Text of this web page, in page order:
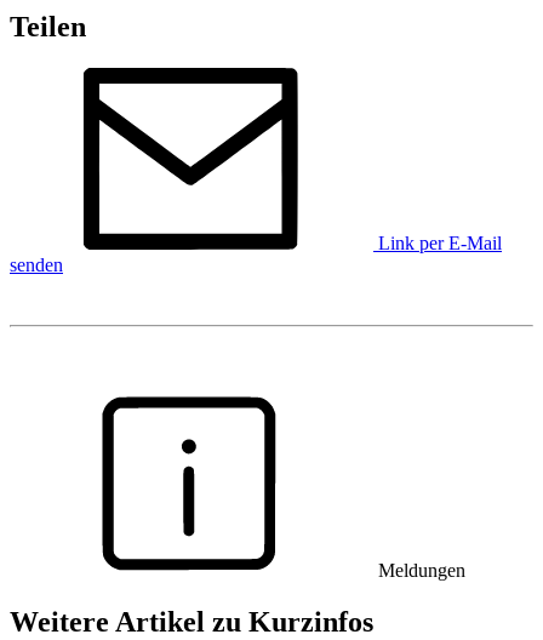
Teilen
Link per E-Mail
senden
Meldungen
Weitere Artikel zu Kurzinfos